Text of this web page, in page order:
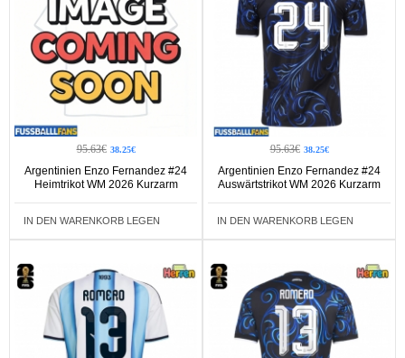
95.63€ 38.25€
Argentinien Enzo Fernandez #24
Heimtrikot WM 2026 Kurzarm
IN DEN WARENKORB LEGEN
95.63€ 38.25€
Argentinien Enzo Fernandez #24
Auswärtstrikot WM 2026 Kurzarm
IN DEN WARENKORB LEGEN